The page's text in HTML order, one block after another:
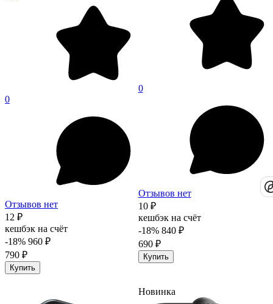
0
Отзывов нет
12 ₽
кешбэк на счёт
-18% 960 ₽
790 ₽
Купить
0
Отзывов нет
10 ₽
кешбэк на счёт
-18% 840 ₽
690 ₽
Купить
Новинка